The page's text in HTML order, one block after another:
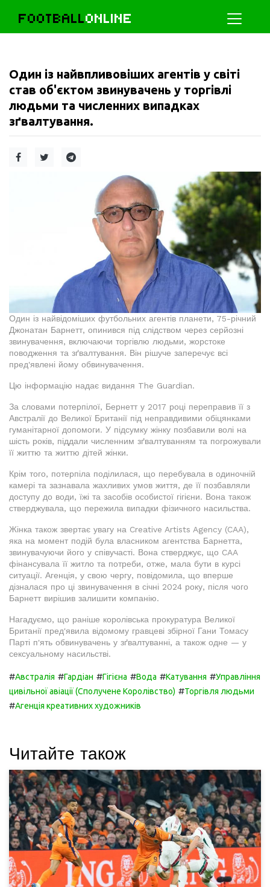
FOOTBALLONLINE
Один із найвпливовіших агентів у світі
став об'єктом звинувачень у торгівлі
людьми та численних випадках
зґвалтування.
Один із найвідоміших футбольних агентів планети, 75-річний
Джонатан Барнетт, опинився під слідством через серйозні
звинувачення, включаючи торгівлю людьми, жорстоке
поводження та зґвалтування. Він рішуче заперечує всі
пред'явлені йому обвинувачення.
Цю інформацію надає видання The Guardian.
За словами потерпілої, Бернетт у 2017 році переправив її з
Австралії до Великої Британії під неправдивими обіцянками
гуманітарної допомоги. У підсумку жінку позбавили волі на
шість років, піддали численним зґвалтуванням та погрожували
її життю та життю дітей жінки.
Крім того, потерпіла поділилася, що перебувала в одиночній
камері та зазнавала жахливих умов життя, де її позбавляли
доступу до води, їжі та засобів особистої гігієни. Вона також
стверджувала, що пережила випадки фізичного насильства.
Жінка також звертає увагу на Creative Artists Agency (CAA),
яка на момент подій була власником агентства Барнетта,
звинувачуючи його у співучасті. Вона стверджує, що CAA
фінансувала її житло та потреби, отже, мала бути в курсі
ситуації. Агенція, у свою чергу, повідомила, що вперше
дізналася про ці звинувачення в січні 2024 року, після чого
Барнетт вирішив залишити компанію.
Нагадуємо, що раніше королівська прокуратура Великої
Британії пред'явила відомому гравцеві збірної Гани Томасу
Парті п'ять обвинувачень у зґвалтуванні, а також одне — у
сексуальному насильстві.
#Австралія #Гардіан #Гігієна #Вода #Катування #Управління
цивільної авіації (Сполучене Королівство) #Торгівля людьми
#Агенція креативних художників
Читайте також